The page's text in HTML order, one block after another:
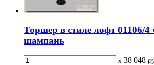
Торшер в стиле лофт 01106/4
шампань
x 38 048